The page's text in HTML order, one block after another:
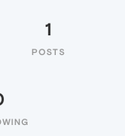
1
POSTS